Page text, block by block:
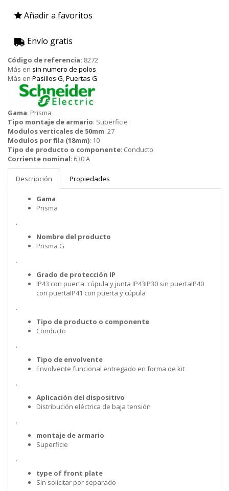
Añadir a favoritos
Envío gratis
Código de referencia: 8272
Más en sin numero de polos
Más en Pasillos G,Puertas G
Schneider
Gama: Prisma
Tipo montaje de armario: Superficie
Modulos verticales de 50mm: 27
Modulos por fila (18mm): 10
Tipo de producto o componente: Conducto
Corriente nominal: 630 A
Descripción Propiedades
Gama
Prisma
.
Nombre del producto
Prisma G
.
Grado de protección IP
IP43 con puerta. cúpula y junta IP43IP30 sin puertaIP40
con puertaIP41 con puerta y cúpula
.
Tipo de producto o componente
Conducto
.
Tipo de envolvente
Envolvente funcional entregado en forma de kit
.
Aplicación del dispositivo
Distribución eléctrica de baja tensión
.
montaje de armario
Superficie
.
type of front plate
Sin solicitar por separado